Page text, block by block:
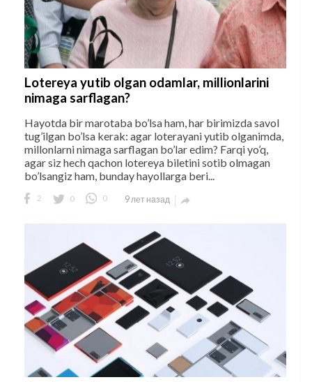
Lotereya yutib olgan odamlar, millionlarini
nimaga sarflagan?
Hayotda bir marotaba bo’lsa ham, har birimizda savol
tug’ilgan bo’lsa kerak: agar loterayani yutib olganimda,
millonlarni nimaga sarflagan bo’lar edim? Farqi yo’q,
agar siz hech qachon lotereya biletini sotib olmagan
bo’lsangiz ham, bunday hayollarga beri...
2 0 0 9 лет назад 